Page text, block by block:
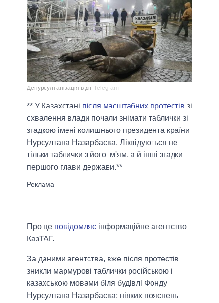
Денурсултанізація в дії Telegram
** У Казахстані після масштабних протестів зі
схвалення влади почали знімати таблички зі
згадкою імені колишнього президента країни
Нурсултана Назарбаєва. Ліквідуються не
тільки таблички з його ім'ям, а й інші згадки
першого глави держави.**
Про це повідомляє інформаційне агентство
КазТАГ.
За даними агентства, вже після протестів
зникли мармурові таблички російською і
казахською мовами біля будівлі Фонду
Нурсултана Назарбаєва; ніяких пояснень